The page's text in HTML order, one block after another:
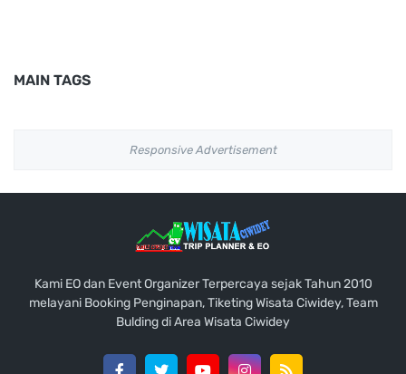
MAIN TAGS
Responsive Advertisement
Kami EO dan Event Organizer Terpercaya sejak Tahun 2010
melayani Booking Penginapan, Tiketing Wisata Ciwidey, Team
Bulding di Area Wisata Ciwidey